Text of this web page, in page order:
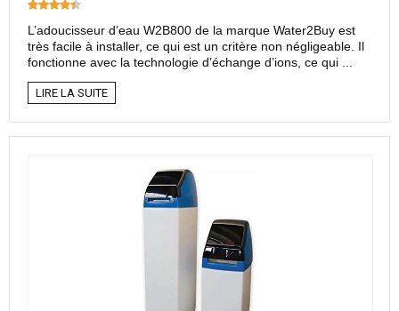
L’adoucisseur d’eau W2B800 de la marque Water2Buy est
très facile à installer, ce qui est un critère non négligeable. Il
fonctionne avec la technologie d’échange d’ions, ce qui ...
LIRE LA SUITE